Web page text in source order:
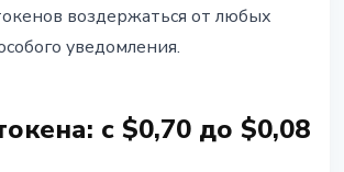
воздержаться от любых
уведомления.
с $0,70 до $0,08